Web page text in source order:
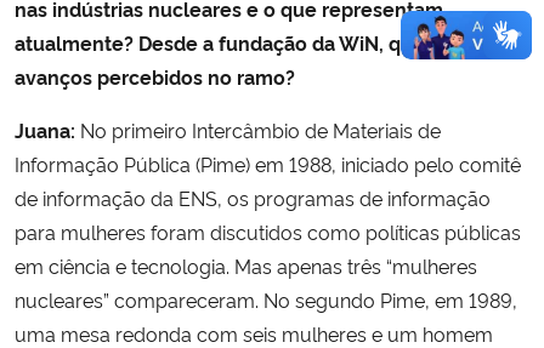
nas indústrias nucleares e o que representam
atualmente? Desde a fundação da WiN, quais foram os
avanços percebidos no ramo?
Juana: No primeiro Intercâmbio de Materiais de
Informação Pública (Pime) em 1988, iniciado pelo comitê
de informação da ENS, os programas de informação
para mulheres foram discutidos como políticas públicas
em ciência e tecnologia. Mas apenas três “mulheres
nucleares” compareceram. No segundo Pime, em 1989,
uma mesa redonda com seis mulheres e um homem